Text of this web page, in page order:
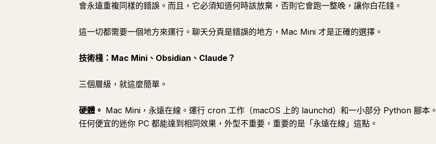
會永遠重複同樣的錯誤。而且，它必須知道何時該放棄，否則它會跑一整晚，讓你白花錢。
這一切都需要一個地方來運行。聊天分頁是錯誤的地方，Mac Mini 才是正確的選擇。
技術棧：Mac Mini、Obsidian、Claude？
三個層級，就這麼簡單。
硬體。 Mac Mini，永遠在線。運行 cron 工作（macOS 上的 launchd）和一小部分 Python 腳本。
任何便宜的迷你 PC 都能達到相同效果，外型不重要，重要的是「永遠在線」這點。